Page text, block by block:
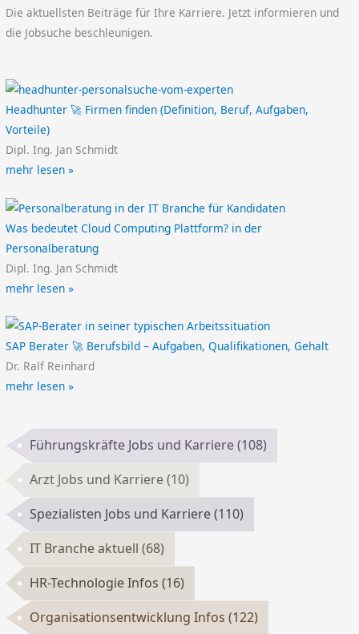
Die aktuellsten Beiträge für Ihre Karriere. Jetzt informieren und
die Jobsuche beschleunigen.
Headhunter 🚀 Firmen finden (Definition, Beruf, Aufgaben,
Vorteile)
Dipl. Ing. Jan Schmidt
mehr lesen »
Was bedeutet Cloud Computing Plattform? in der
Personalberatung
Dipl. Ing. Jan Schmidt
mehr lesen »
SAP Berater 🚀 Berufsbild – Aufgaben, Qualifikationen, Gehalt
Dr. Ralf Reinhard
mehr lesen »
Führungskräfte Jobs und Karriere(108)
Arzt Jobs und Karriere(10)
Spezialisten Jobs und Karriere(110)
IT Branche aktuell(68)
HR-Technologie Infos(16)
Organisationsentwicklung Infos(122)